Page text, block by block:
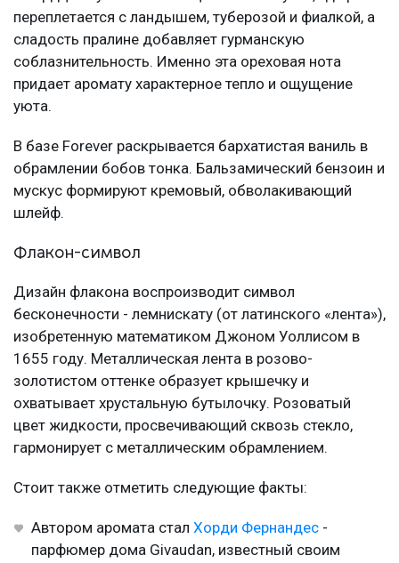
переплетается с ландышем, туберозой и фиалкой, а
сладость пралине добавляет гурманскую
соблазнительность. Именно эта ореховая нота
придает аромату характерное тепло и ощущение
уюта.
В базе Forever раскрывается бархатистая ваниль в
обрамлении бобов тонка. Бальзамический бензоин и
мускус формируют кремовый, обволакивающий
шлейф.
Флакон-символ
Дизайн флакона воспроизводит символ
бесконечности - лемнискату (от латинского «лента»),
изобретенную математиком Джоном Уоллисом в
1655 году. Металлическая лента в розово-
золотистом оттенке образует крышечку и
охватывает хрустальную бутылочку. Розоватый
цвет жидкости, просвечивающий сквозь стекло,
гармонирует с металлическим обрамлением.
Стоит также отметить следующие факты:
Автором аромата стал Хорди Фернандес -
парфюмер дома Givaudan, известный своим